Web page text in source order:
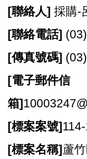
資
關
訊
錄
關
資
料
[聯絡人] 採購-
[聯絡電話]
[傳真號碼]
[電子郵件信
箱]
[標案案號]
[標案名稱]蘆